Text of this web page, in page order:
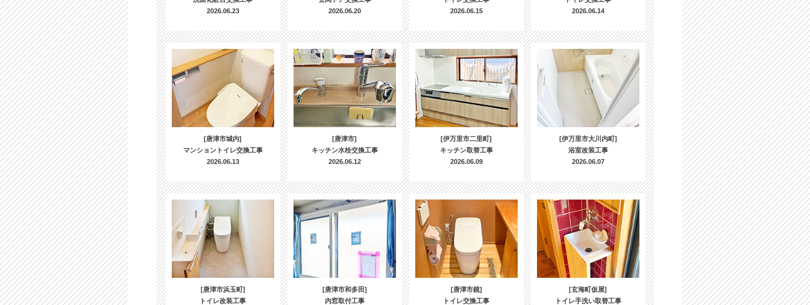
2026.06.23
2026.06.20
2026.06.15
2026.06.14
[唐津市城内]
マンショントイレ交換工事
2026.06.13
[唐津市]
キッチン水栓交換工事
2026.06.12
[伊万里市二里町]
キッチン取替工事
2026.06.09
[伊万里市大川内町]
浴室改装工事
2026.06.07
[唐津市浜玉町]
トイレ改装工事
[唐津市和多田]
内窓取付工事
[唐津市鏡]
トイレ交換工事
[玄海町仮屋]
トイレ手洗い取替工事